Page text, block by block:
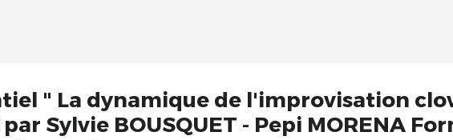
" La dynamique de l'improvisation
Sylvie BOUSQUET - Pepi MORENA